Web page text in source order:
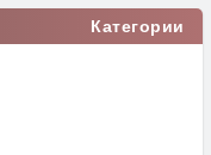
Категории